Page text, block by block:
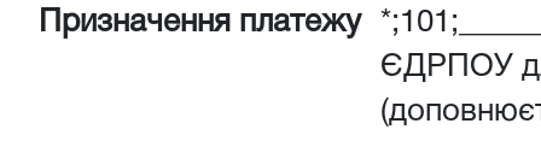
Призначення платежу
ЄДРПОУ